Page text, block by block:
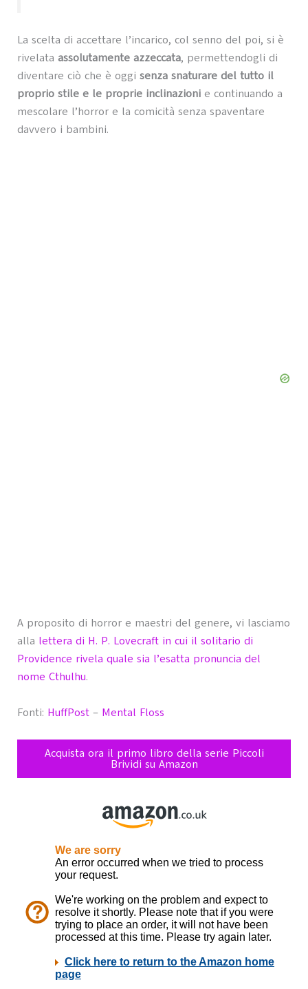
La scelta di accettare l’incarico, col senno del poi, si è
rivelata assolutamente azzeccata, permettendogli di
diventare ciò che è oggi senza snaturare del tutto il
proprio stile e le proprie inclinazionie continuando a
mescolare l’horror e la comicità senza spaventare
davvero i bambini.
A proposito di horror e maestri del genere, vi lasciamo
alla lettera di H. P. Lovecraft in cui il solitario di
Providence rivela quale sia l’esatta pronuncia del
nome Cthulhu.
Fonti: HuffPost– Mental Floss
Acquista ora il primo libro della serie Piccoli
Brividi su Amazon